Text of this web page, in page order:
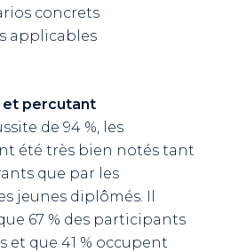
concrets
applicables
et percutant
de 94 %, les
été très bien notés tant
que par les
jeunes diplômés. Il
67 % des participants
et que 41 % occupent